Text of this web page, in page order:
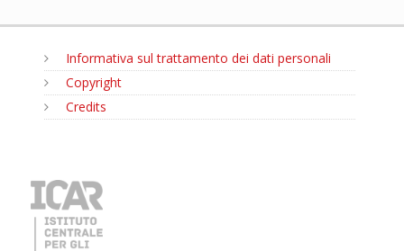
Informativa sul trattamento dei dati personali
Copyright
Credits